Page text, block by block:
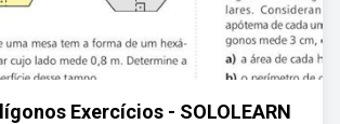
Exercícios - SOLOLEARN